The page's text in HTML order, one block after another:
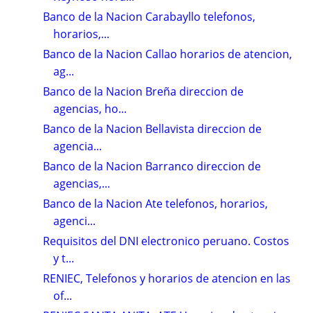
Banco de la Nacion Carabayllo telefonos,
horarios,...
Banco de la Nacion Callao horarios de atencion,
ag...
Banco de la Nacion Breña direccion de
agencias, ho...
Banco de la Nacion Bellavista direccion de
agencia...
Banco de la Nacion Barranco direccion de
agencias,...
Banco de la Nacion Ate telefonos, horarios,
agenci...
Requisitos del DNI electronico peruano. Costos
y t...
RENIEC, Telefonos y horarios de atencion en las
of...